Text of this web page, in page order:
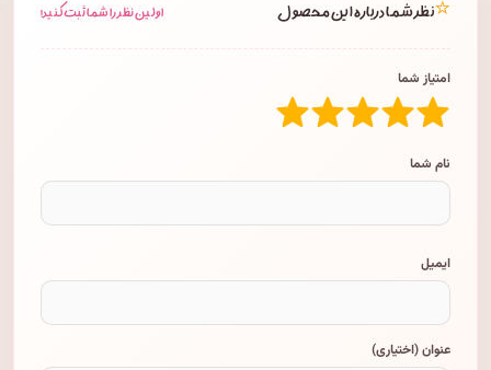
⭐نظر شما درباره این محصول اولین نظر را شما ثبت کنید!
امتیاز شما
نام شما
ایمیل
عنوان (اختیاری)